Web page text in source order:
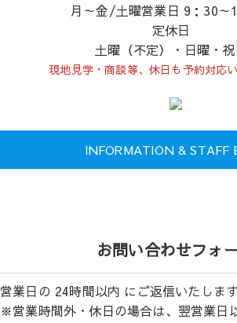
月～金/土曜営業日 9：30～
定休日
土曜（不定）・日曜・祝
現地見学・商談等、休日も予約対応い
INFORMATION & STAFF
お問い合わせフォ
営業日の 24時間以内 にご返信いたします
※営業時間外・休日の場合は、翌営業日